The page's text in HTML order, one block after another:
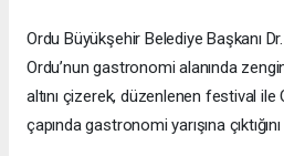
Ordu Büyükşehir Belediye Başkanı
Ordu’nun gastronomi alanında
altını çizerek, düzenlenen festival ile
çapında gastronomi yarışına